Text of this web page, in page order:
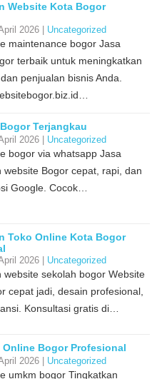
Website Kota Bogor
2026 | Uncategorized
maintenance bogor Jasa
terbaik untuk meningkatkan
penjualan bisnis Anda.
Terjangkau
2026 | Uncategorized
bogor via whatsapp Jasa
website Bogor cepat, rapi, dan
Google. Cocok…
Toko Online Kota Bogor
2026 | Uncategorized
website sekolah bogor Website
cepat jadi, desain profesional,
Konsultasi gratis di…
Online Bogor Profesional
2026 | Uncategorized
umkm bogor Tingkatkan